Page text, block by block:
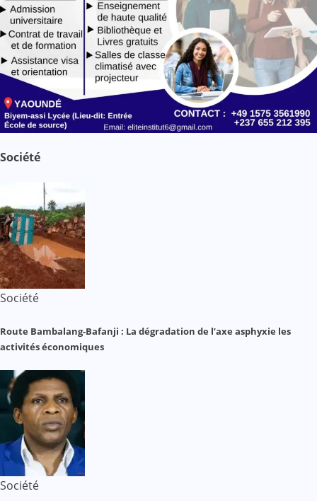
Société
Société
Route Bambalang-Bafanji : La dégradation de l’axe asphyxie les
activités économiques
Société